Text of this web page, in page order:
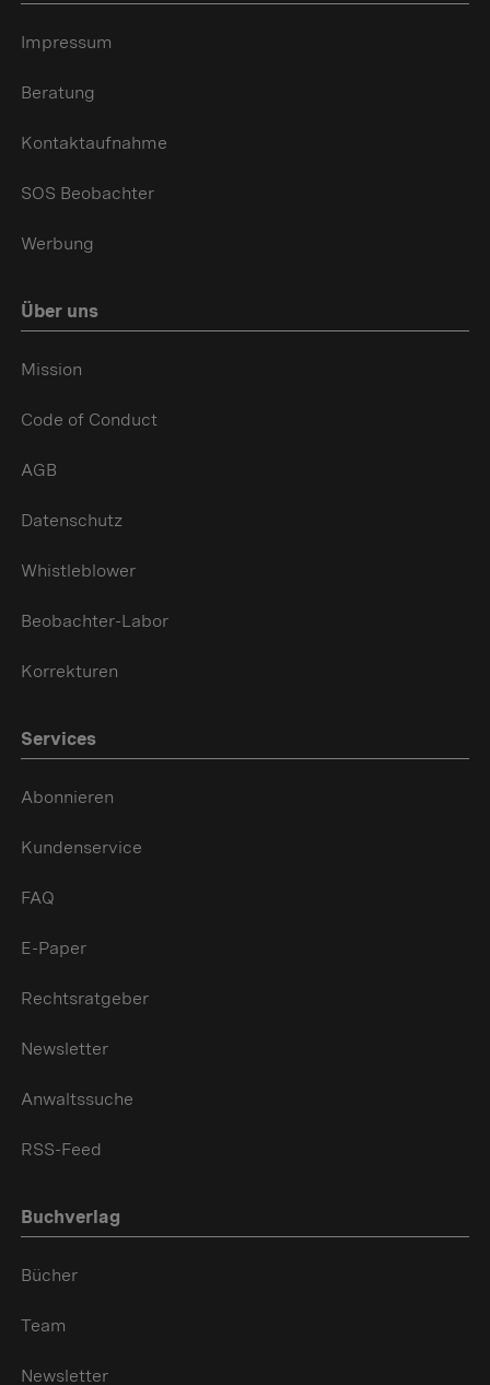
Impressum
Beratung
Kontaktaufnahme
SOS Beobachter
Werbung
Über uns
Mission
Code of Conduct
AGB
Datenschutz
Whistleblower
Beobachter-Labor
Korrekturen
Services
Abonnieren
Kundenservice
FAQ
E-Paper
Rechtsratgeber
Newsletter
Anwaltssuche
RSS-Feed
Buchverlag
Bücher
Team
Newsletter